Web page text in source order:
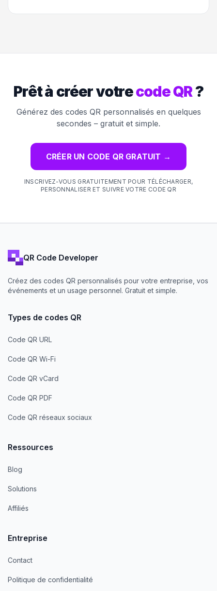
Prêt à créer votrecode QR?
Générez des codes QR personnalisés en quelques
secondes – gratuit et simple.
CRÉER UN CODE QR GRATUIT →
INSCRIVEZ-VOUS GRATUITEMENT POUR TÉLÉCHARGER,
PERSONNALISER ET SUIVRE VOTRE CODE QR
QR Code Developer
Créez des codes QR personnalisés pour votre entreprise, vos
événements et un usage personnel. Gratuit et simple.
Types de codes QR
Code QR URL
Code QR Wi-Fi
Code QR vCard
Code QR PDF
Code QR réseaux sociaux
Ressources
Blog
Solutions
Affiliés
Entreprise
Contact
Politique de confidentialité